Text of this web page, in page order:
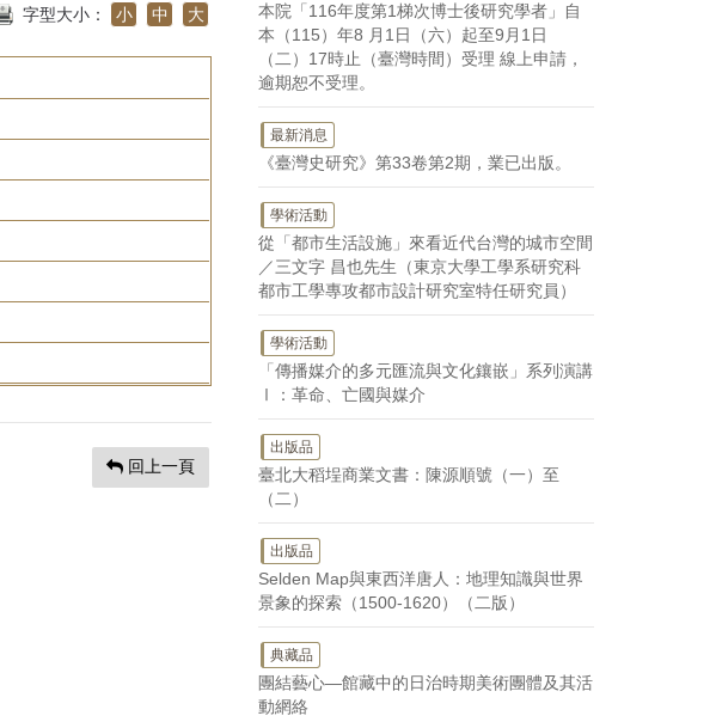
字型大小： 小 中 大
回上一頁
本院「116年度第1梯次博士後研究學者」自
本（115）年8 月1日（六）起至9月1日
（二）17時止（臺灣時間）受理 線上申請，
逾期恕不受理。
最新消息
《臺灣史研究》第33卷第2期，業已出版。
學術活動
從「都市生活設施」來看近代台灣的城市空間
／三文字 昌也先生（東京大學工學系研究科
都市工學專攻都市設計研究室特任研究員）
學術活動
「傳播媒介的多元匯流與文化鑲嵌」系列演講
Ⅰ：革命、亡國與媒介
出版品
臺北大稻埕商業文書：陳源順號（一）至
（二）
出版品
Selden Map與東西洋唐人：地理知識與世界
景象的探索（1500-1620）（二版）
典藏品
團結藝心—館藏中的日治時期美術團體及其活
動網絡